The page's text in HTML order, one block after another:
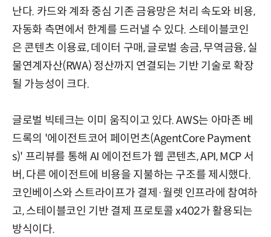
난다. 카드와 계좌 중심 기존 금융망은 처리 속도와 비용,
자동화 측면에서 한계를 드러낼 수 있다. 스테이블코인
은 콘텐츠 이용료, 데이터 구매, 글로벌 송금, 무역금융, 실
물연계자산(RWA) 정산까지 연결되는 기반 기술로 확장
될 가능성이 크다.
글로벌 빅테크는 이미 움직이고 있다. AWS는 아마존 베
드록의 '에이전트코어 페이먼츠(AgentCore Payment
s)' 프리뷰를 통해 AI 에이전트가 웹 콘텐츠, API, MCP 서
버, 다른 에이전트에 비용을 지불하는 구조를 제시했다.
코인베이스와 스트라이프가 결제·월렛 인프라에 참여하
고, 스테이블코인 기반 결제 프로토콜 x402가 활용되는
방식이다.